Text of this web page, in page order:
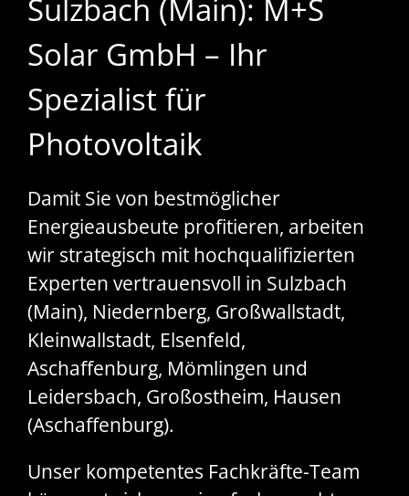
Sulzbach (Main): M+S
Solar GmbH – Ihr
Spezialist für
Photovoltaik
Damit Sie von bestmöglicher
Energieausbeute profitieren, arbeiten
wir strategisch mit hochqualifizierten
Experten vertrauensvoll in Sulzbach
(Main), Niedernberg, Großwallstadt,
Kleinwallstadt, Elsenfeld,
Aschaffenburg, Mömlingen und
Leidersbach, Großostheim, Hausen
(Aschaffenburg).
Unser kompetentes Fachkräfte-Team